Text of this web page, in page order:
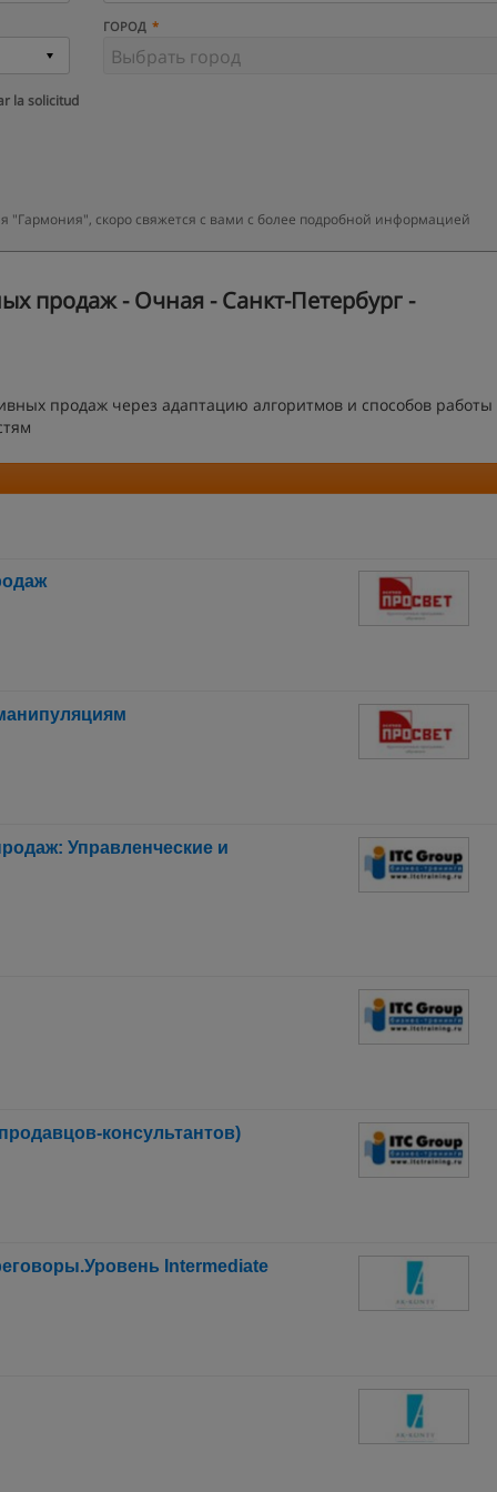
ГОРОД
la solicitud
"Гармония", скоро свяжется с вами с более подробной информацией
продаж - Очная - Санкт-Петербург -
продаж через адаптацию алгоритмов и способов работы
Управленческие и
консультантов)
Intermediate